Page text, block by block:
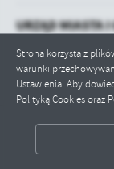
Strona korzysta z
warunki
Ustawienia. Aby
Polityką Cookies oraz
URZĄD MIASTA